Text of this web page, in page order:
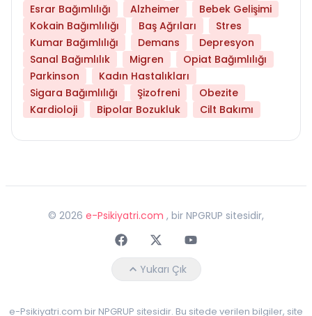
Esrar Bağımlılığı
Alzheimer
Bebek Gelişimi
Kokain Bağımlılığı
Baş Ağrıları
Stres
Kumar Bağımlılığı
Demans
Depresyon
Sanal Bağımlılık
Migren
Opiat Bağımlılığı
Parkinson
Kadın Hastalıkları
Sigara Bağımlılığı
Şizofreni
Obezite
Kardioloji
Bipolar Bozukluk Cilt Bakımı
© 2026 e-Psikiyatri.com , bir NPGRUP sitesidir,
FaceebokTwitterYoutube
Yukarı Çık
e-Psikiyatri.com bir NPGRUP sitesidir. Bu sitede verilen bilgiler, site